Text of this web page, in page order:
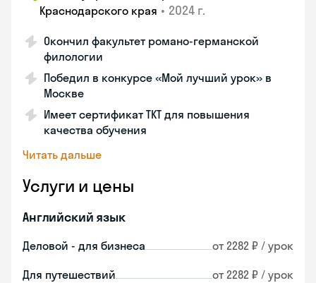
Краснодарского края • 2024 г.
Окончил факультет романо-германской
филологии
Победил в конкурсе «Мой лучший урок» в
Москве
Имеет сертификат TKT для повышения
качества обучения
Читать дальше
Услуги и цены
Английский язык
Деловой - для бизнеса от 2282 ₽ / урок
Для путешествий от 2282 ₽ / урок